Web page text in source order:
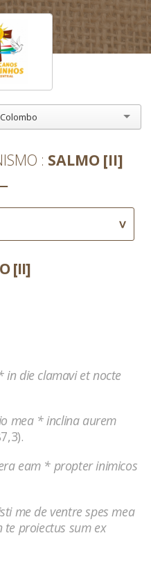
SALMO [II]
[II]
in die clamavi et nocte
mea * inclina aurem
eam * propter inimicos
me de ventre spes mea
proiectus sum ex